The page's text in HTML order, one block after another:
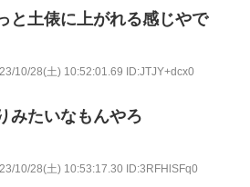
と土俵に上がれる感じやで
10/28(土) 10:52:01.69 ID:JTJY+dcx0
みたいなもんやろ
10/28(土) 10:53:17.30 ID:3RFHlSFq0